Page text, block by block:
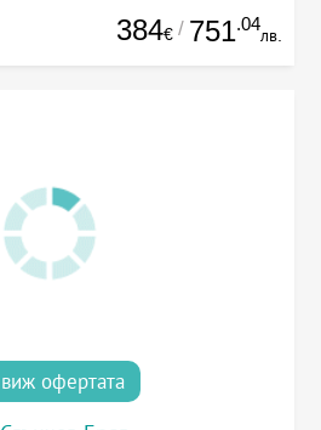
384€ / 751.04
лв.
виж офертата